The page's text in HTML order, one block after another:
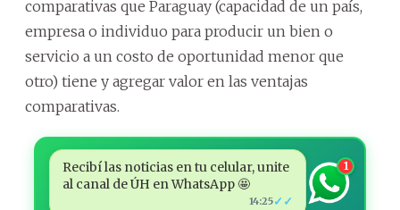
comparativas que Paraguay (capacidad de un país,
empresa o individuo para producir un bien o
servicio a un costo de oportunidad menor que
otro) tiene y agregar valor en las ventajas
comparativas.
Recibí las noticias en tu celular, unite
al canal de ÚH en WhatsApp 🤩
14:25✓✓
1